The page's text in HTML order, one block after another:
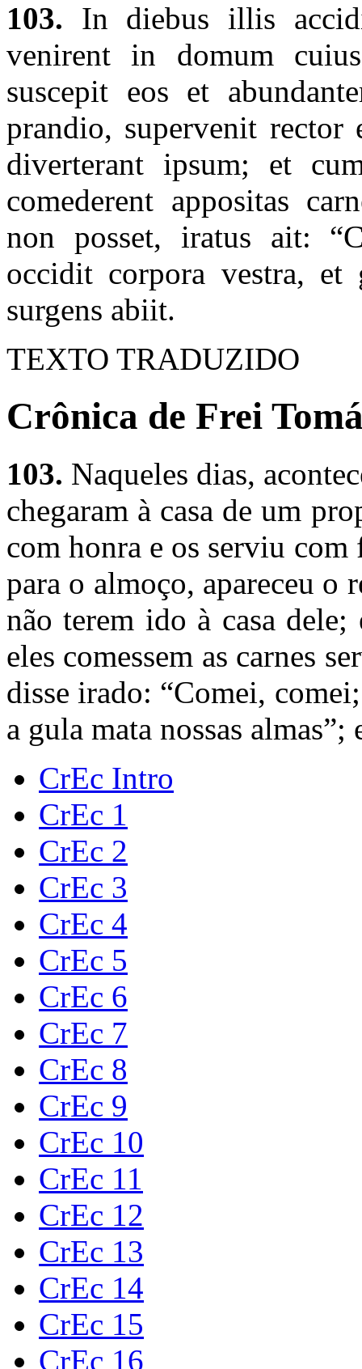
103. In diebus illis
venirent in domum
suscepit eos et
prandio, supervenit rector
diverterant ipsum; et
comederent appositas
non posset, iratus ait:
occidit corpora vestra, et
surgens abiit.
TEXTO TRADUZIDO
Crônica de Frei
103. Naqueles dias,
chegaram à casa de um
com honra e os serviu com
para o almoço, apareceu o
não terem ido à casa
eles comessem as carnes
disse irado: “Comei,
a gula mata nossas
CrEc Intro
CrEc 1
CrEc 2
CrEc 3
CrEc 4
CrEc 5
CrEc 6
CrEc 7
CrEc 8
CrEc 9
CrEc 10
CrEc 11
CrEc 12
CrEc 13
CrEc 14
CrEc 15
CrEc 16